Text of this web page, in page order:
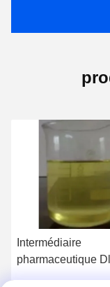
Intermédiaire
pharmaceutique